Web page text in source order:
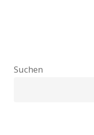
Suchen